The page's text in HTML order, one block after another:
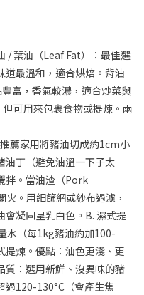
/ 葉油（Leaf Fat）：最佳選
道最溫和，適合烘焙。背油
富，香氣較濃，適合炒菜與
可用來包裹食物或提煉。兩
薦家用將豬油切成約1cm小
油丁（避免油溫一下子太
拌。當油渣（Pork
。用細篩網或紗布過濾，
會凝固呈乳白色。B. 濕式提
水（每1kg豬油約加100-
煉。優點：油色更淺、更
質：選用新鮮、沒異味的豬
過120-130°C（會產生焦